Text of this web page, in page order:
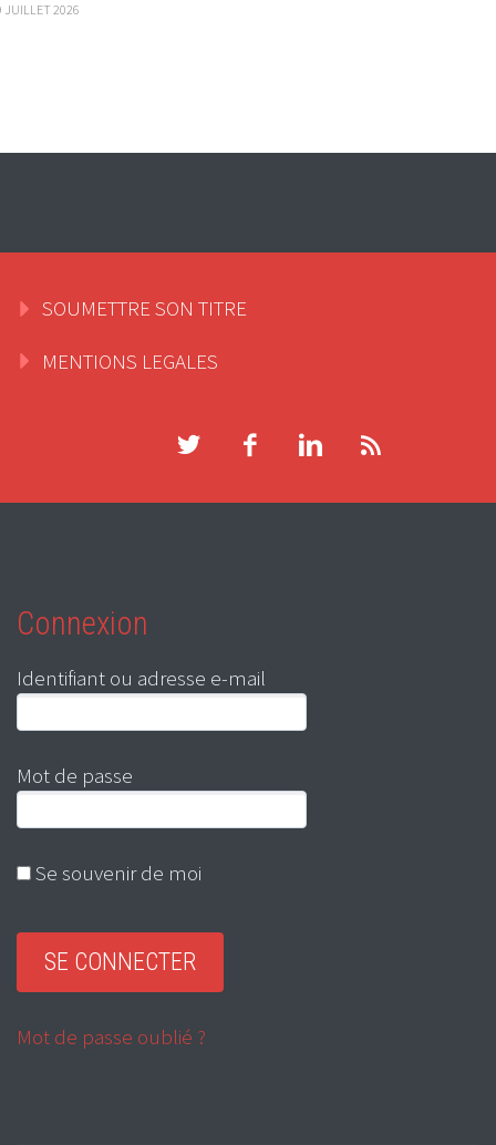
JUILLET 2026
SOUMETTRE SON TITRE
MENTIONS LEGALES
Connexion
Identifiant ou adresse e-mail
Mot de passe
Se souvenir de moi
Mot de passe oublié ?